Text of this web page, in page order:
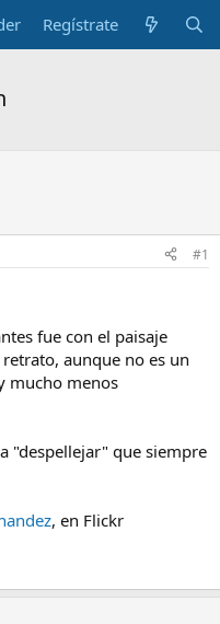
Regístrate
#1
fue con el paisaje
aunque no es un
mucho menos
"despellejar" que siempre
, en Flickr